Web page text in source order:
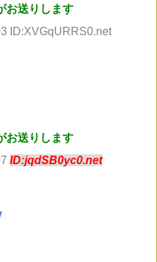
お送りします
ID:XVGqURRS0.net
お送りします
ID:jqdSB0yc0.net